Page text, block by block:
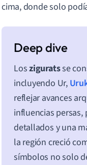
cima, donde solo
Losziguratsse
incluyendo Ur,
reflejar avances
influencias
detallados y una
la región creció
símbolos no solo